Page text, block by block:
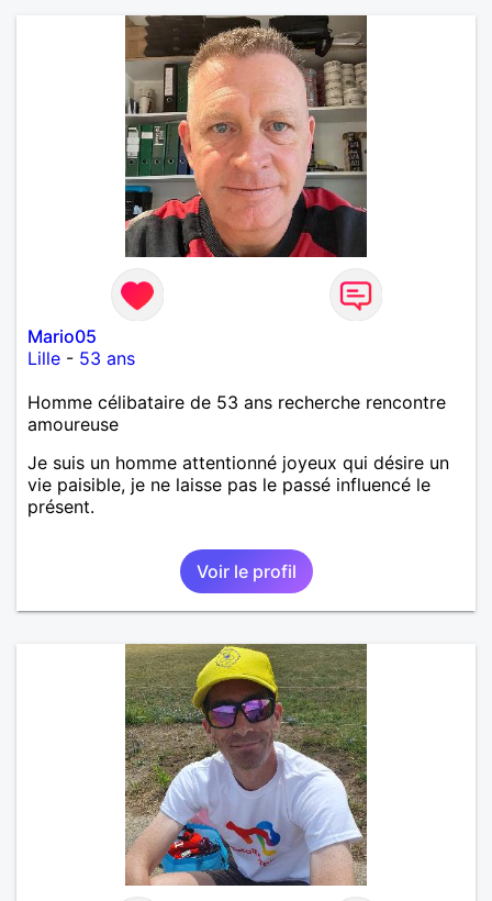
Mario05
Lille - 53 ans
Homme célibataire de 53 ans recherche rencontre
amoureuse
Je suis un homme attentionné joyeux qui désire un
vie paisible, je ne laisse pas le passé influencé le
présent.
Voir le profil